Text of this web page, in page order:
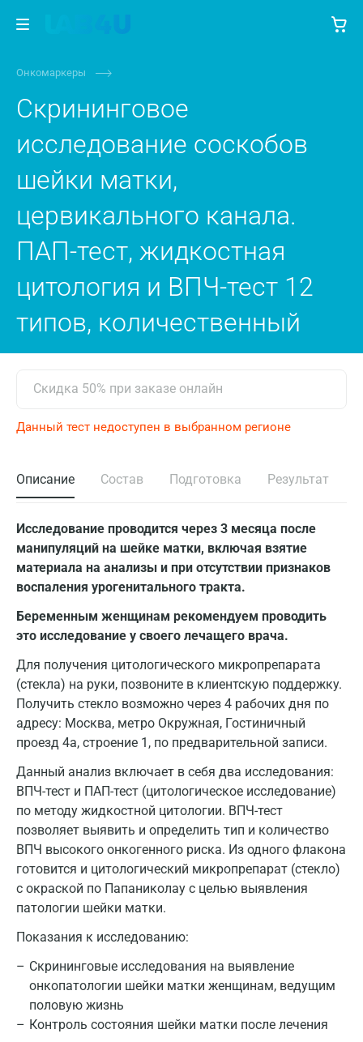
Онкомаркеры
Скрининговое
исследование соскобов
шейки матки,
цервикального канала.
ПАП-тест, жидкостная
цитология и ВПЧ-тест 12
типов, количественный
Скидка 50% при заказе онлайн
Данный тест недоступен в выбранном регионе
Описание Состав Подготовка Результат
Исследование проводится через 3 месяца после
манипуляций на шейке матки, включая взятие
материала на анализы и при отсутствии признаков
воспаления урогенитального тракта.
Беременным женщинам рекомендуем проводить
это исследование у своего лечащего врача.
Для получения цитологического микропрепарата
(стекла) на руки, позвоните в клиентскую поддержку.
Получить стекло возможно через 4 рабочих дня по
адресу: Москва, метро Окружная, Гостиничный
проезд 4а, строение 1, по предварительной записи.
Данный анализ включает в себя два исследования:
ВПЧ-тест и ПАП-тест (цитологическое исследование)
по методу жидкостной цитологии. ВПЧ-тест
позволяет выявить и определить тип и количество
ВПЧ высокого онкогенного риска. Из одного флакона
готовится и цитологический микропрепарат (стекло)
с окраской по Папаниколау с целью выявления
патологии шейки матки.
Показания к исследованию:
Скрининговые исследования на выявление
онкопатологии шейки матки женщинам, ведущим
половую жизнь
Контроль состояния шейки матки после лечения